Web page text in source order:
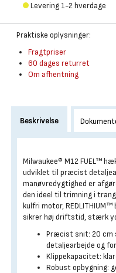
Levering 1-2 hverdage
Praktiske oplysninger:
Fragtpriser
60 dages returret
Om afhentning
Beskrivelse
Milwaukee® M12 FUEL™
udviklet til præcist
manøvredygtighed er
den ideel til trimning i
kulfri motor,
sikrer høj driftstid, stærk
Præcist snit: 20 cm
detaljearbejde og
Klippekapacitet:
Robust opbygning: